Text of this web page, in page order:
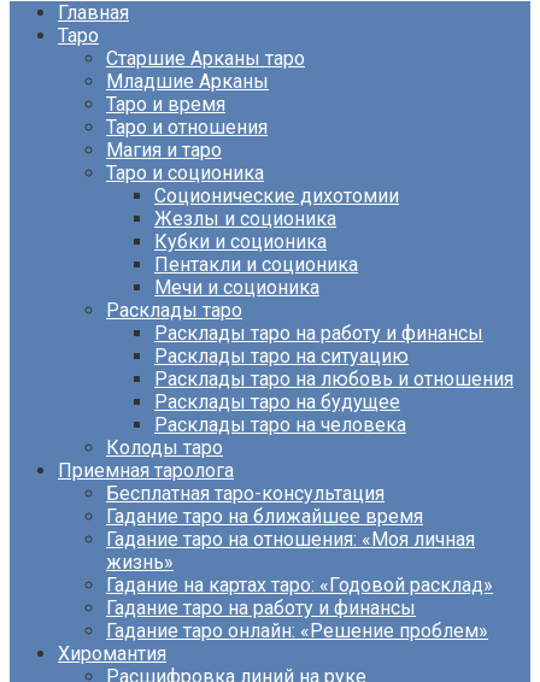
Главная
Таро
Старшие Арканы таро
Младшие Арканы
Таро и время
Таро и отношения
Магия и таро
Таро и соционика
Соционические дихотомии
Жезлы и соционика
Кубки и соционика
Пентакли и соционика
Мечи и соционика
Расклады таро
Расклады таро на работу и финансы
Расклады таро на ситуацию
Расклады таро на любовь и отношения
Расклады таро на будущее
Расклады таро на человека
Колоды таро
Приемная таролога
Бесплатная таро-консультация
Гадание таро на ближайшее время
Гадание таро на отношения: «Моя личная
жизнь»
Гадание на картах таро: «Годовой расклад»
Гадание таро на работу и финансы
Гадание таро онлайн: «Решение проблем»
Хиромантия
Расшифровка линий на руке